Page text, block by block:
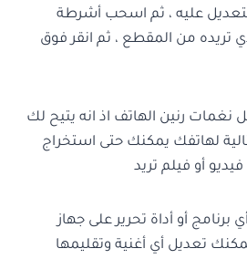
عليه ، ثم اسحب أشرطة
تريده من المقطع ، ثم انقر فوق
نغمات رنين الهاتف اذ انه يتيح لك
لهاتفك يمكنك حتى استخراج
أو فيلم تريد
أو أداة تحرير على جهاز
تعديل أي أغنية وتقليمها